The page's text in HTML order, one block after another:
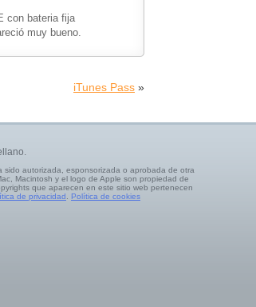
con bateria fija
muy bueno.
iTunes Pass »
autorizada, esponsorizada o aprobada de otra
Macintosh y el logo de Apple son propiedad de
que aparecen en este sitio web pertenecen
de privacidad
Política de cookies